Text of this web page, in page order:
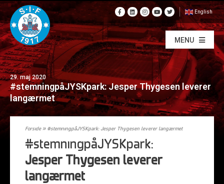
English
MENU
29. maj 2020
#stemningpåJYSKpark: Jesper Thygesen leverer
langærmet
Forside» #stemningpåJYSKpark: Jesper Thygesen leverer langærmet
#stemningpåJYSKpark:
Jesper Thygesen leverer
langærmet